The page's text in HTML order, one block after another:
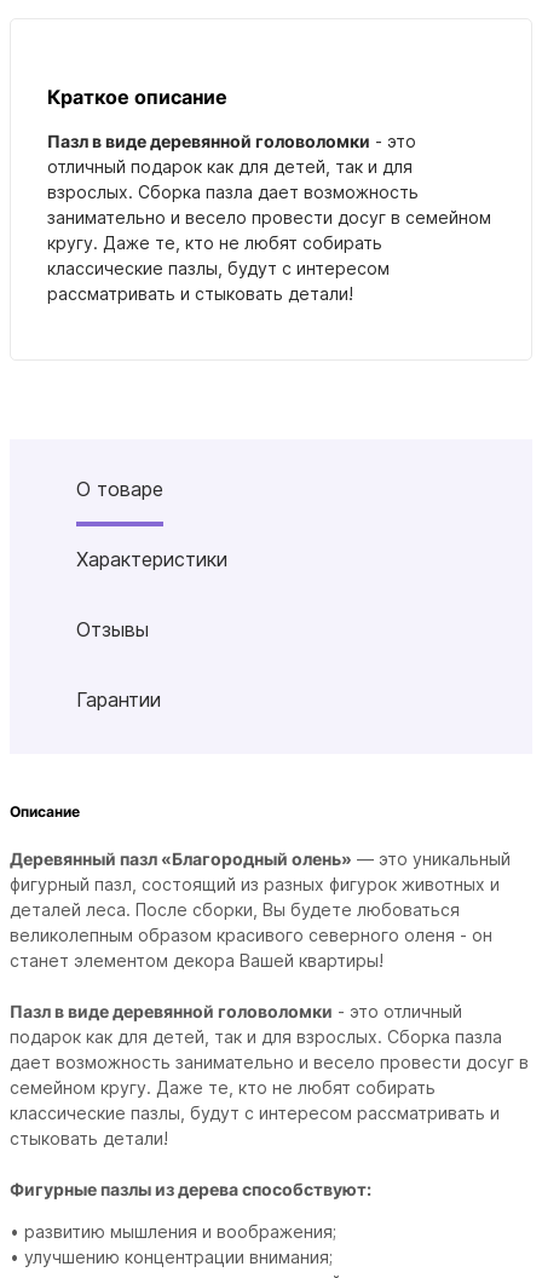
Краткое описание
Пазл в виде деревянной головоломки - это
отличный подарок как для детей, так и для
взрослых. Сборка пазла дает возможность
занимательно и весело провести досуг в семейном
кругу. Даже те, кто не любят собирать
классические пазлы, будут с интересом
рассматривать и стыковать детали!
О товаре
Характеристики
Отзывы
Гарантии
Описание
Деревянный пазл «Благородный олень» — это уникальный
фигурный пазл, состоящий из разных фигурок животных и
деталей леса. После сборки, Вы будете любоваться
великолепным образом красивого северного оленя - он
станет элементом декора Вашей квартиры!
Пазл в виде деревянной головоломки - это отличный
подарок как для детей, так и для взрослых. Сборка пазла
дает возможность занимательно и весело провести досуг в
семейном кругу. Даже те, кто не любят собирать
классические пазлы, будут с интересом рассматривать и
стыковать детали!
Фигурные пазлы из дерева способствуют:
• развитию мышления и воображения;
• улучшению концентрации внимания;